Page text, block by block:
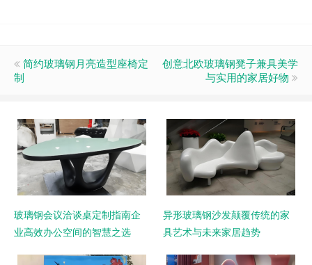
简约玻璃钢月亮造型座椅定
制
创意北欧玻璃钢凳子兼具美学
与实用的家居好物
玻璃钢会议洽谈桌定制指南企
业高效办公空间的智慧之选
异形玻璃钢沙发颠覆传统的家
具艺术与未来家居趋势